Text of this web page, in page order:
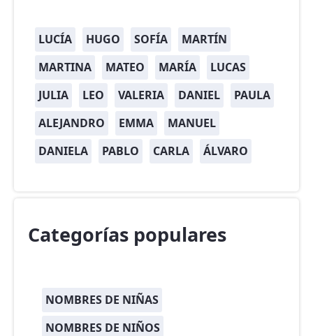
LUCÍA HUGO SOFÍA
MARTÍN
MARTINA
MATEO MARÍA
LUCAS
JULIA
LEO VALERIA DANIEL
PAULA
ALEJANDRO
EMMA
MANUEL
DANIELA
PABLO CARLA ÁLVARO
Categorías populares
NOMBRES DE NIÑAS
NOMBRES DE NIÑOS